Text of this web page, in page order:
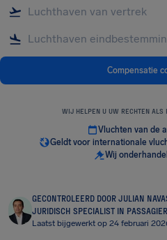
Compensatie
WIJ HELPEN U UW RECHTEN ALS
Vluchten van de
Geldt voor internationale
Wij
GECONTROLEERD DOOR JULIAN
JURIDISCH SPECIALIST IN
Laatst bijgewerkt op 24 februari